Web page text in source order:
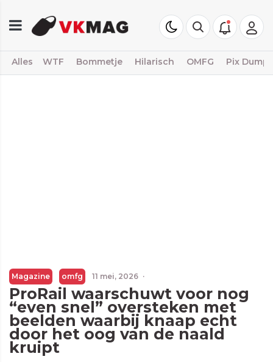
Alles WTF Bommetje Hilarisch OMFG Pix Dump
Magazine omfg 11 mei, 2026 ·
ProRail waarschuwt voor nog
“even snel” oversteken met
beelden waarbij knaap echt
door het oog van de naald
kruipt